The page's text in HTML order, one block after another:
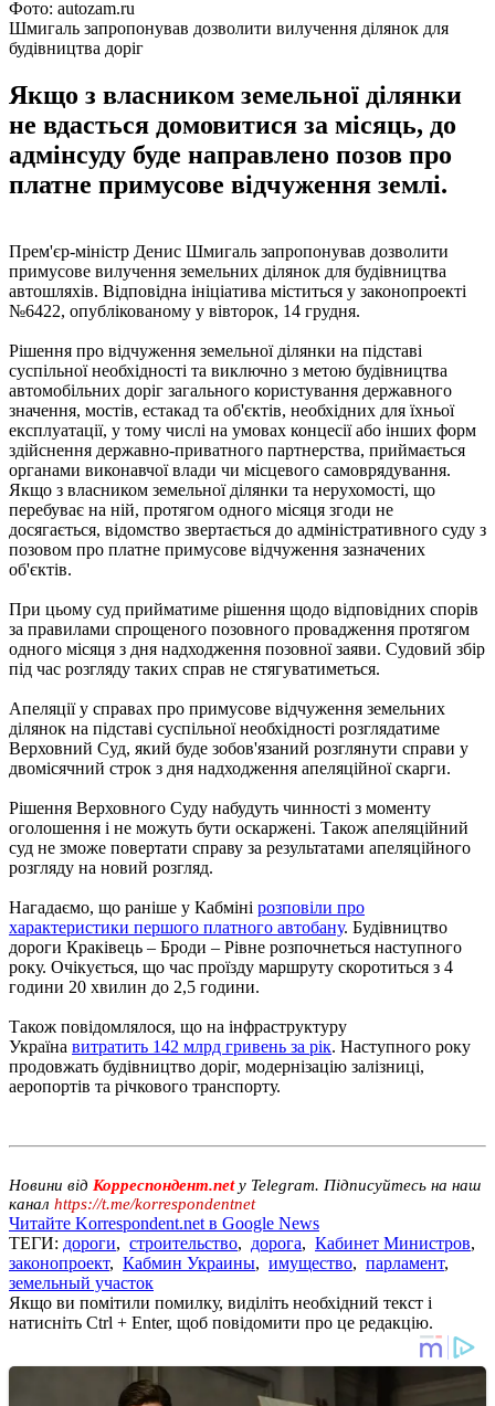
Фото: autozam.ru
Шмигаль запропонував дозволити вилучення ділянок для
будівництва доріг
Якщо з власником земельної ділянки
не вдасться домовитися за місяць, до
адмінсуду буде направлено позов про
платне примусове відчуження землі.
Прем'єр-міністр Денис Шмигаль запропонував дозволити
примусове вилучення земельних ділянок для будівництва
автошляхів. Відповідна ініціатива міститься у законопроекті
№6422, опублікованому у вівторок, 14 грудня.
Рішення про відчуження земельної ділянки на підставі
суспільної необхідності та виключно з метою будівництва
автомобільних доріг загального користування державного
значення, мостів, естакад та об'єктів, необхідних для їхньої
експлуатації, у тому числі на умовах концесії або інших форм
здійснення державно-приватного партнерства, приймається
органами виконавчої влади чи місцевого самоврядування.
Якщо з власником земельної ділянки та нерухомості, що
перебуває на ній, протягом одного місяця згоди не
досягається, відомство звертається до адміністративного суду з
позовом про платне примусове відчуження зазначених
об'єктів.
При цьому суд прийматиме рішення щодо відповідних спорів
за правилами спрощеного позовного провадження протягом
одного місяця з дня надходження позовної заяви. Судовий збір
під час розгляду таких справ не стягуватиметься.
Апеляції у справах про примусове відчуження земельних
ділянок на підставі суспільної необхідності розглядатиме
Верховний Суд, який буде зобов'язаний розглянути справи у
двомісячний строк з дня надходження апеляційної скарги.
Рішення Верховного Суду набудуть чинності з моменту
оголошення і не можуть бути оскаржені. Також апеляційний
суд не зможе повертати справу за результатами апеляційного
розгляду на новий розгляд.
Нагадаємо, що раніше у Кабміні розповіли про
характеристики першого платного автобану. Будівництво
дороги Краківець – Броди – Рівне розпочнеться наступного
року. Очікується, що час проїзду маршруту скоротиться з 4
години 20 хвилин до 2,5 години.
Також повідомлялося, що на інфраструктуру
Україна витратить 142 млрд гривень за рік. Наступного року
продовжать будівництво доріг, модернізацію залізниці,
аеропортів та річкового транспорту.
Новини від Корреспондент.netу Telegram. Підписуйтесь на наш
канал https://t.me/korrespondentnet
Читайте Korrespondent.net в Google News
ТЕГИ: дороги, строительство, дорога, Кабинет Министров,
законопроект, Кабмин Украины, имущество, парламент,
земельный участок
Якщо ви помітили помилку, виділіть необхідний текст і
натисніть Ctrl + Enter, щоб повідомити про це редакцію.